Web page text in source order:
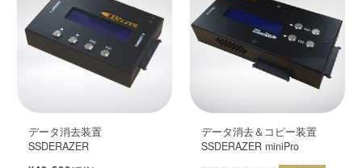
データ消去装置
SSDERAZER
データ消去＆コピー装置
SSDERAZER miniPro